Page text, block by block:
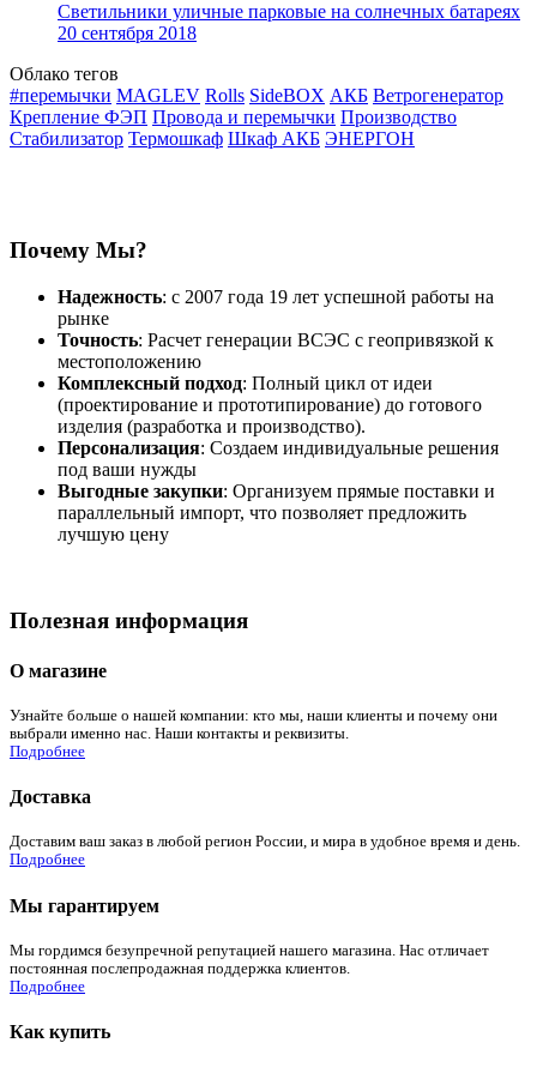
Светильники уличные парковые на солнечных батареях
20 сентября 2018
Облако тегов
#перемычки MAGLEV Rolls SideBOX АКБ Ветрогенератор
Крепление ФЭП Провода и перемычки Производство
Стабилизатор Термошкаф Шкаф АКБ ЭНЕРГОН
Почему Мы?
Надежность: с 2007 года 19 лет успешной работы на
рынке
Точность: Расчет генерации ВСЭС с геопривязкой к
местоположению
Комплексный подход: Полный цикл от идеи
(проектирование и прототипирование) до готового
изделия (разработка и производство).
Персонализация: Создаем индивидуальные решения
под ваши нужды
Выгодные закупки: Организуем прямые поставки и
параллельный импорт, что позволяет предложить
лучшую цену
Полезная информация
О магазине
Узнайте больше о нашей компании: кто мы, наши клиенты и почему они
выбрали именно нас. Наши контакты и реквизиты.
Подробнее
Доставка
Доставим ваш заказ в любой регион России, и мира в удобное время и день.
Подробнее
Мы гарантируем
Мы гордимся безупречной репутацией нашего магазина. Нас отличает
постоянная послепродажная поддержка клиентов.
Подробнее
Как купить